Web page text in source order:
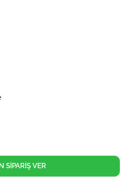
SİPARİŞ VER